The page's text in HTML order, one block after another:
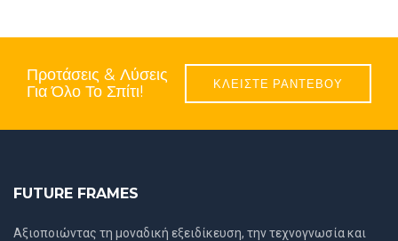
Προτάσεις & Λύσεις
Για Όλο Το Σπίτι!
ΚΛΕΙΣΤΕ ΡΑΝΤΕΒΟΥ
FUTURE FRAMES
Αξιοποιώντας τη μοναδική εξειδίκευση, την τεχνογνωσία και